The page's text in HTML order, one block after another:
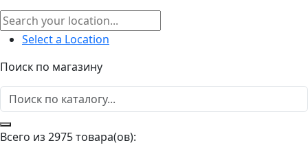
Select a Location
Поиск по магазину
Всего из 2975 товара(ов):